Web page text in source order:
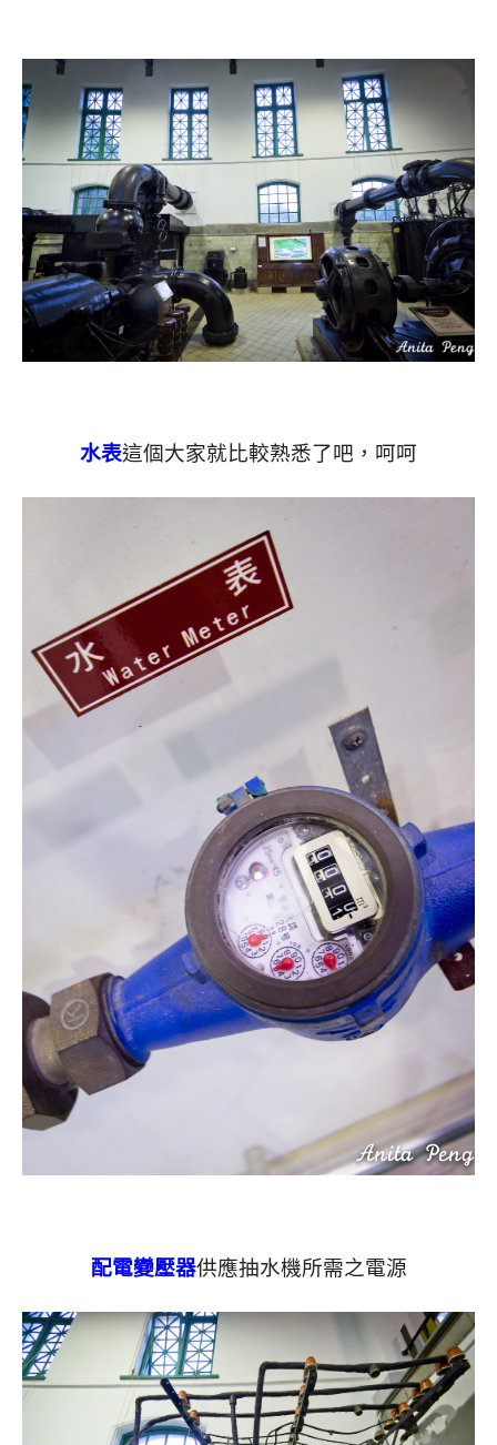
水表這個大家就比較熟悉了吧，呵呵
配電變壓器供應抽水機所需之電源